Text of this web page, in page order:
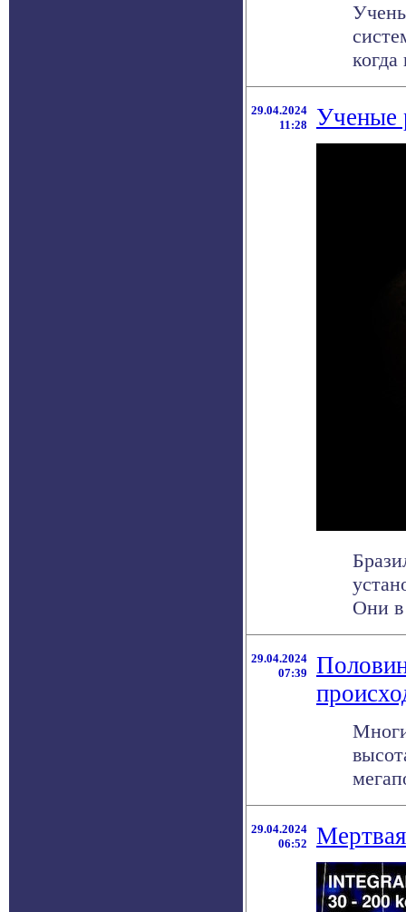
29.04.2024
11:28
Ученые
Они в
29.04.2024
07:39
29.04.2024
06:52